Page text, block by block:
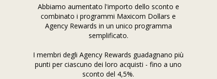
Abbiamo aumentato l'importo dello sconto e
combinato i programmi Maxicom Dollars e
Agency Rewards in un unico programma
semplificato.
I membri degli Agency Rewards guadagnano più
punti per ciascuno dei loro acquisti - fino a uno
sconto del 4,5%.